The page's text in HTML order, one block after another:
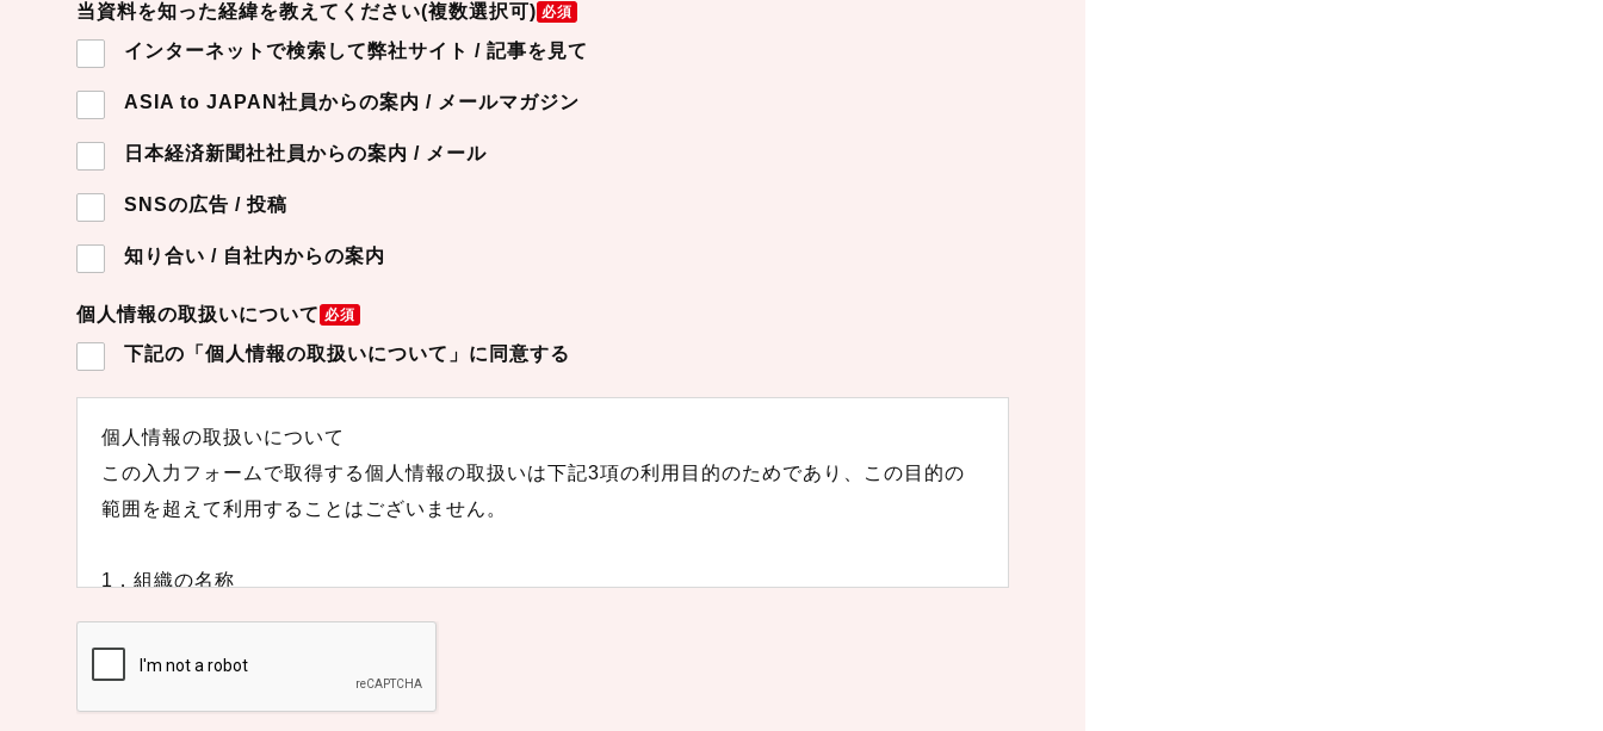
当資料を知った経緯を教えてください(複数選択可) 必須
インターネットで検索して弊社サイト / 記事を見て
ASIA to JAPAN社員からの案内 / メールマガジン
日本経済新聞社社員からの案内 / メール
SNSの広告 / 投稿
知り合い / 自社内からの案内
個人情報の取扱いについて 必須
下記の「個人情報の取扱いについて」に同意する
個人情報の取扱いについて
この入力フォームで取得する個人情報の取扱いは下記3項の利用目的のためであり、この目的の
範囲を超えて利用することはございません。
1．組織の名称
2．個人情報を関する管理者の氏名、所属及び連絡先